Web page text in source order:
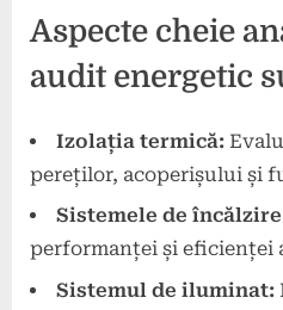
Aspecte cheie
audit energetic
Izolația termică:
pereților, acoperișului și
Sistemele de
performanței și eficienței
Sistemul de iluminat: